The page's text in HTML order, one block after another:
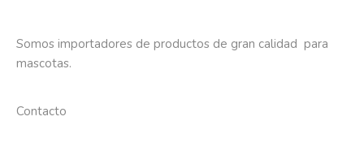
Somos importadores de productos de gran calidad para
mascotas.
Contacto